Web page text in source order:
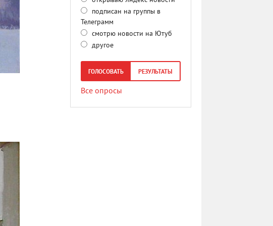
подписан на группы в
Телеграмм
смотрю новости на Ютуб
другое
ГОЛОСОВАТЬ РЕЗУЛЬТАТЫ
Все опросы